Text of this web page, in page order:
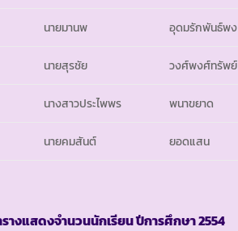
นายมานพ อุดมรักพันธ์พง
นายสุรชัย วงศ์พงศ์ทรัพย์
นางสาวประไพพร พนาขยาด
นายคมสันต์ ยอดแสน
างแสดงจำนวนนักเรียน ปีการศึกษา2554